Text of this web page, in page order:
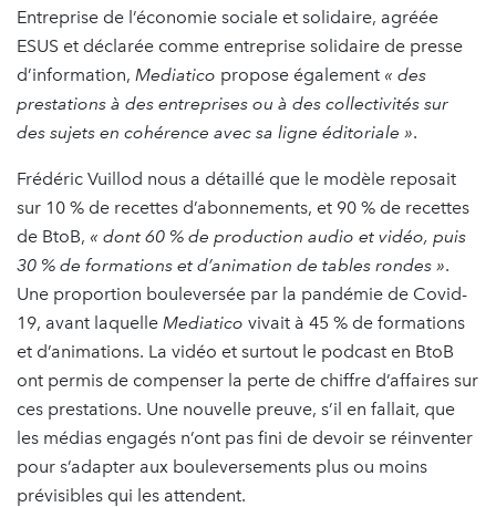
Entreprise de l’économie sociale et solidaire, agréée
ESUS et déclarée comme entreprise solidaire de presse
d’information, Mediatico propose également « des
prestations à des entreprises ou à des collectivités sur
des sujets en cohérence avec sa ligne éditoriale ».
Frédéric Vuillod nous a détaillé que le modèle reposait
sur 10 % de recettes d’abonnements, et 90 % de recettes
de BtoB, « dont 60 % de production audio et vidéo, puis
30 % de formations et d’animation de tables rondes ».
Une proportion bouleversée par la pandémie de Covid-
19, avant laquelle Mediatico vivait à 45 % de formations
et d’animations. La vidéo et surtout le podcast en BtoB
ont permis de compenser la perte de chiffre d’affaires sur
ces prestations. Une nouvelle preuve, s’il en fallait, que
les médias engagés n’ont pas fini de devoir se réinventer
pour s’adapter aux bouleversements plus ou moins
prévisibles qui les attendent.